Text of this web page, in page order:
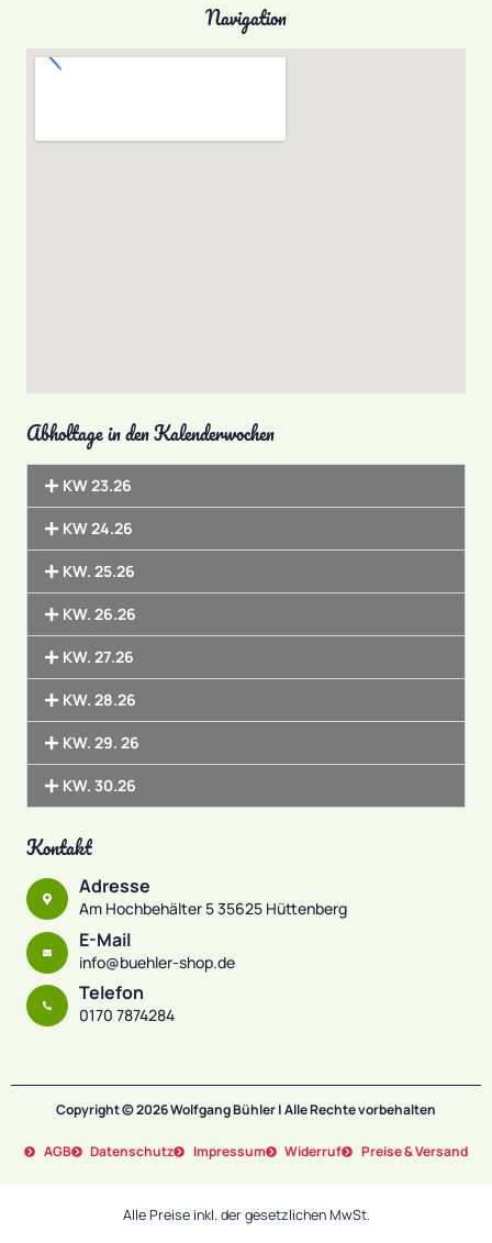
Navigation
Abholtage in den Kalenderwochen
KW 23.26
KW 24.26
KW. 25.26
KW. 26.26
KW. 27.26
KW. 28.26
KW. 29. 26
KW. 30.26
Kontakt
Adresse
Am Hochbehälter 5 35625 Hüttenberg
E-Mail
info@buehler-shop.de
Telefon
0170 7874284
Copyright © 2026 Wolfgang Bühler | Alle Rechte vorbehalten
AGB Datenschutz Impressum Widerruf Preise & Versand
Alle Preise inkl. der gesetzlichen MwSt.